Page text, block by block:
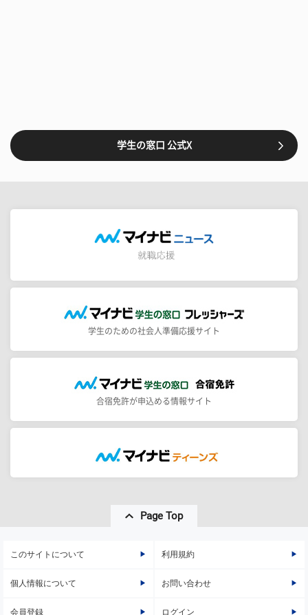
学生の窓口 公式X
学生のための社会人準備応援サイト
合宿免許が申込める情報サイト
Page Top
このサイトについて 利用規約
個人情報について お問い合わせ
会員登録 ログイン